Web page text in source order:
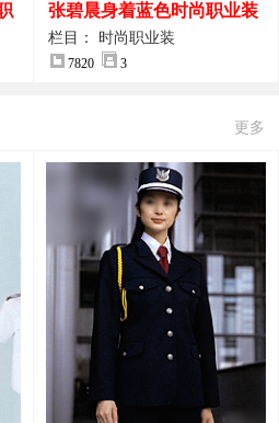
张碧晨身着蓝色时尚职业装
服装图片
栏目： 时尚职业装
7820 3
更多